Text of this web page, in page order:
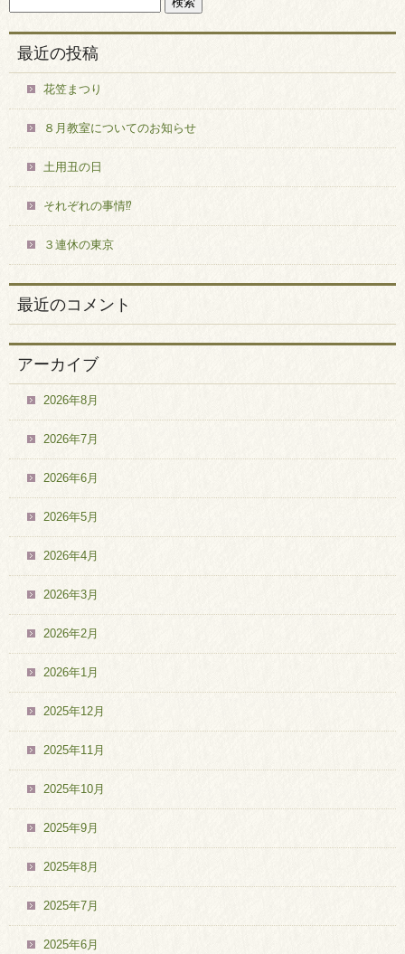
最近の投稿
花笠まつり
８月教室についてのお知らせ
土用丑の日
それぞれの事情⁉
３連休の東京
最近のコメント
アーカイブ
2026年8月
2026年7月
2026年6月
2026年5月
2026年4月
2026年3月
2026年2月
2026年1月
2025年12月
2025年11月
2025年10月
2025年9月
2025年8月
2025年7月
2025年6月